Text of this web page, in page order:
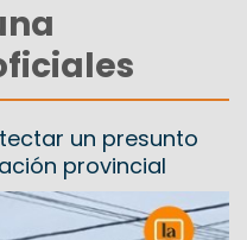
un presunto
provincial